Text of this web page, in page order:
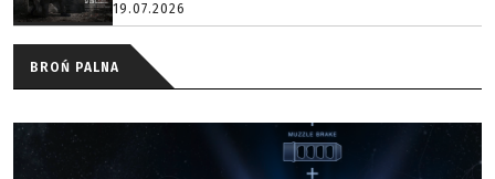
19.07.2026
BROŃ PALNA